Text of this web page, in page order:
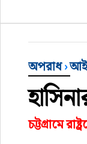
বৃহত্তর কুমিল্লা
বৃহত্তর নোয়াখালী
বিভাগীয় জমিন
অপরাধ›
চট্টগ্রামে